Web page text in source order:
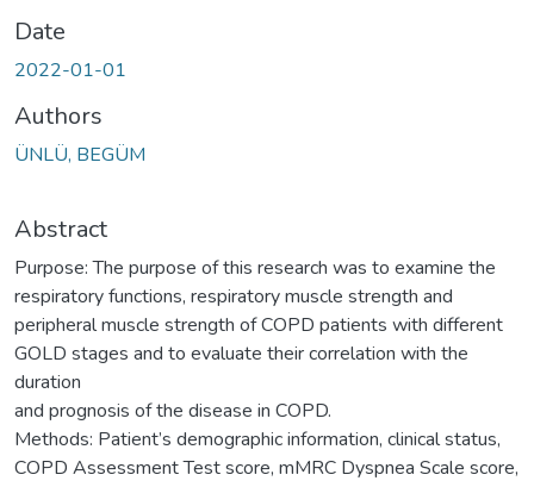
Date
2022-01-01
Authors
ÜNLÜ, BEGÜM
Abstract
Purpose: The purpose of this research was to examine the
respiratory functions, respiratory muscle strength and
peripheral muscle strength of COPD patients with different
GOLD stages and to evaluate their correlation with the
duration
and prognosis of the disease in COPD.
Methods: Patient’s demographic information, clinical status,
COPD Assessment Test score, mMRC Dyspnea Scale score,